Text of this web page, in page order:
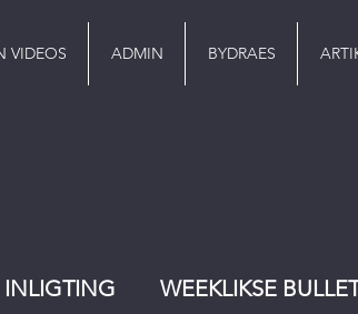
VIDEOS ADMIN BYDRAES
INLIGTING WEEKLIKSE